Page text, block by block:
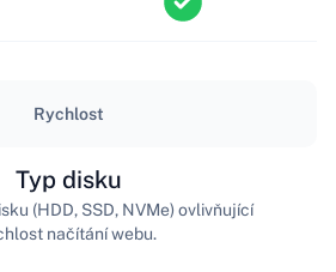
Rychlost
Typ disku
(HDD, SSD, NVMe) ovlivňující
načítání webu.